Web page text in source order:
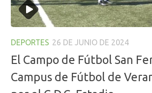
DEPORTES 26 DE JUNIO DE 2024
El Campo de Fútbol San
Campus de Fútbol de